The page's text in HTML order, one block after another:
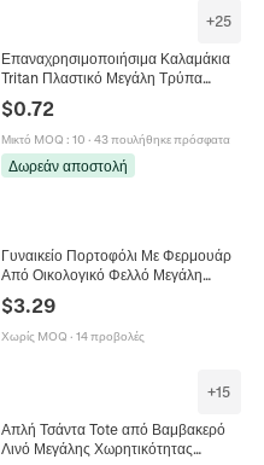
+25
Επαναχρησιμοποιήσιμα Καλαμάκια
Tritan Πλαστικό Μεγάλη Τρύπα
Οικολογικό Αξεσουάρ
$0.72
Μικτό MOQ : 10 · 43 πουλήθηκε πρόσφατα
Δωρεάν αποστολή
Γυναικείο Πορτοφόλι Με Φερμουάρ
Από Οικολογικό Φελλό Μεγάλη
Χωρητικότητα Vintage Φλοράλ
Σχέδιο Πουλιά Θήκες Καρτών
$3.29
Χωρίς MOQ · 14 προβολές
+15
Απλή Τσάντα Tote από Βαμβακερό
Λινό Μεγάλης Χωρητικότητας